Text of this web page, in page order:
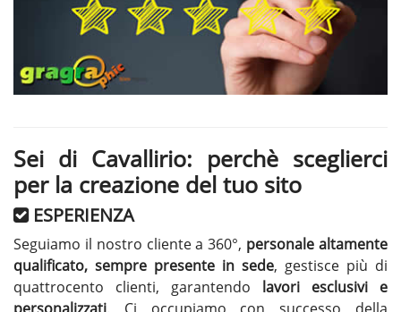
Sei di Cavallirio: perchè sceglierci
per la creazione del tuo sito
ESPERIENZA
Seguiamo il nostro cliente a 360°, personale altamente
qualificato, sempre presente in sede, gestisce più di
quattrocento clienti, garantendo lavori esclusivi e